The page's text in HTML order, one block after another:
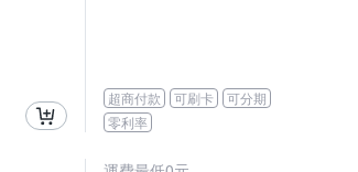
超商付款 可刷卡
可分期
零利率